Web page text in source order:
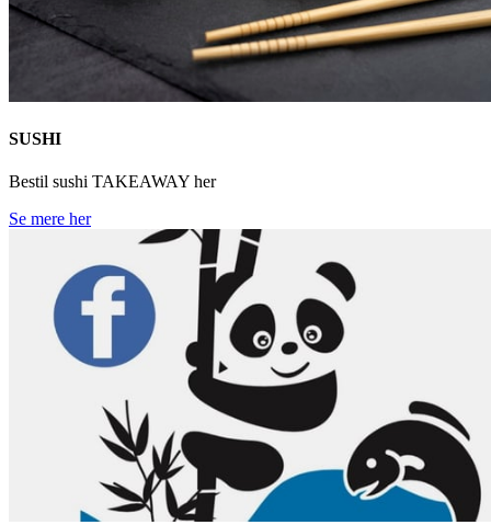
SUSHI
Bestil sushi TAKEAWAY her
Se mere her